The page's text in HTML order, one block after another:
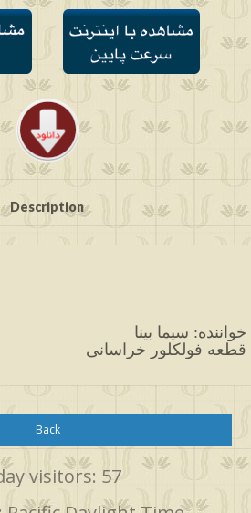
Description
خواننده: سیما بینا
قطعه فولکلور خراسانی
Back
visitors: 57